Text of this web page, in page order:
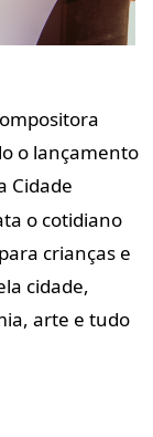
o lançamento
Cidade
o cotidiano
crianças e
cidade,
arte e tudo